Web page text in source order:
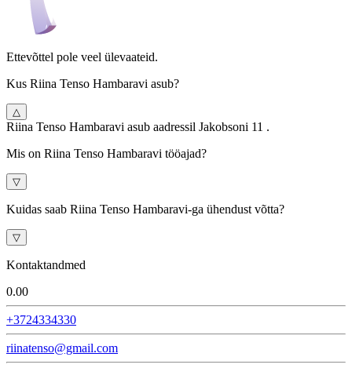
Ettevõttel pole veel ülevaateid.
Kus Riina Tenso Hambaravi asub?
△
Riina Tenso Hambaravi asub aadressil Jakobsoni 11 .
Mis on Riina Tenso Hambaravi tööajad?
▽
Kuidas saab Riina Tenso Hambaravi-ga ühendust võtta?
▽
Kontaktandmed
0.00
+3724334330
riinatenso@gmail.com